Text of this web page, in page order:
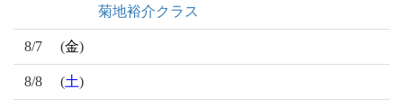
菊地裕介クラス
8/7 (金)
8/8 (土)